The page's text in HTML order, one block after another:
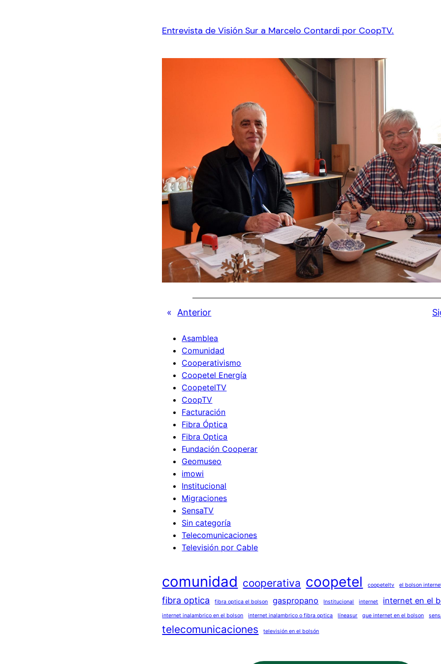
Entrevista de Visión Sur a Marcelo Contardi por CoopTV.
« Anterior
Asamblea
Comunidad
Cooperativismo
Coopetel Energía
CoopetelTV
CoopTV
Facturación
Fibra Óptica
Fibra Optica
Fundación Cooperar
Geomuseo
imowi
Institucional
Migraciones
SensaTV
Sin categoría
Telecomunicaciones
Televisión por Cable
comunidad cooperativa coopetel coopeteltv el bolson
fibra optica fibra optica el bolson gaspropano Institucional internet internet en el
internet inalambrico en el bolson internet inalambrico o fibra optica líneasur que internet en el bolson
telecomunicaciones televisión en el bolsón